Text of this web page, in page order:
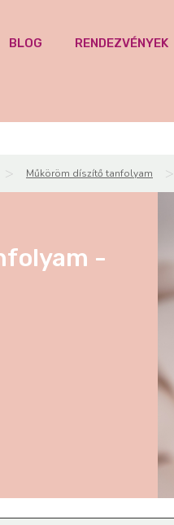
BLOG RENDEZVÉNYEK
> Műköröm díszítő tanfolyam >
-